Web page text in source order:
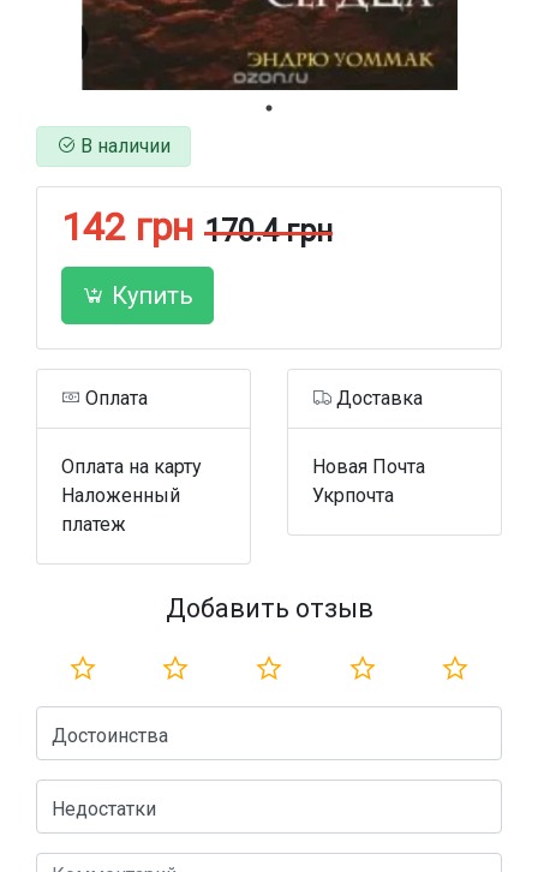
В наличии
142 грн 170.4 грн
Купить
Оплата
Оплата на карту
Наложенный
платеж
Доставка
Новая Почта
Укрпочта
Добавить отзыв
Достоинства
Недостатки